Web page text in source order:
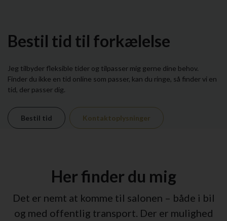
Bestil tid til forkælelse
Jeg tilbyder fleksible tider og tilpasser mig gerne dine behov.
Finder du ikke en tid online som passer, kan du ringe, så finder vi en
tid, der passer dig.
Bestil tid Kontaktoplysninger
Her finder du mig
Det er nemt at komme til salonen – både i bil
og med offentlig transport. Der er mulighed